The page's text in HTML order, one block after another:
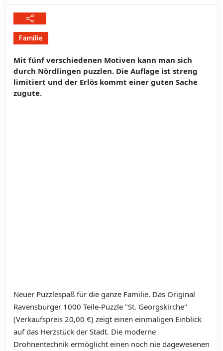
Familie
Mit fünf verschiedenen Motiven kann man sich
durch Nördlingen puzzlen. Die Auflage ist streng
limitiert und der Erlös kommt einer guten Sache
zugute.
Neuer Puzzlespaß für die ganze Familie. Das Original
Ravensburger 1000 Teile-Puzzle "St. Georgskirche"
(Verkaufspreis 20,00 €) zeigt einen einmaligen Einblick
auf das Herzstück der Stadt. Die moderne
Drohnentechnik ermöglicht einen noch nie dagewesenen